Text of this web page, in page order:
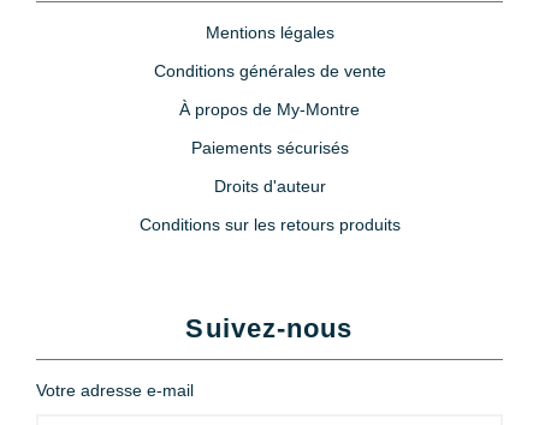
Mentions légales
Conditions générales de vente
À propos de My-Montre
Paiements sécurisés
Droits d'auteur
Conditions sur les retours produits
Suivez-nous
Votre adresse e-mail